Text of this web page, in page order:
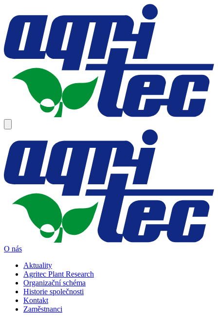
O nás
Aktuality
Agritec Plant Research
Organizační schéma
Historie společnosti
Kontakt
Zaměstnanci